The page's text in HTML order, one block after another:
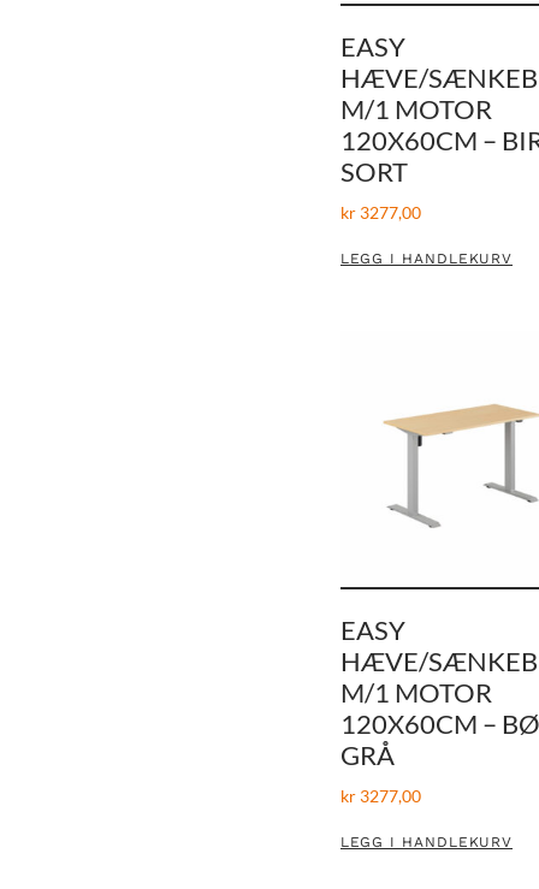
EASY
HÆVE/
M/1 MOTOR
120X60CM –
SORT
kr3277,00
LEGG I HANDLEKURV
EASY
HÆVE/
M/1 MOTOR
120X60CM –
GRÅ
kr3277,00
LEGG I HANDLEKURV